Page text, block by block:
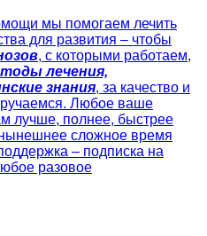
мы помогаем лечить
для развития – чтобы
, с которыми работаем,
лечения,
знания, за качество и
Любое ваше
лучше, полнее, быстрее
сложное время
– подписка на
разовое